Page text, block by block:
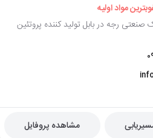
مواد اولیه
سال 97 در شهرک صنعتی رجه در بابل تولید کننده پروتئین
مشاهده پروفایل